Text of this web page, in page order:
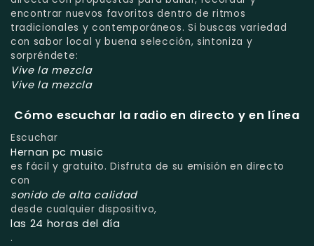
encontrar nuevos favoritos dentro de ritmos
tradicionales y contemporáneos. Si buscas variedad
con sabor local y buena selección, sintoniza y
sorpréndete:
Vive la mezcla
Vive la mezcla
Cómo escuchar la radio en directo y en línea
Escuchar
Hernan pc music
es fácil y gratuito. Disfruta de su emisión en directo
con
sonido de alta calidad
desde cualquier dispositivo,
las 24 horas del día
.